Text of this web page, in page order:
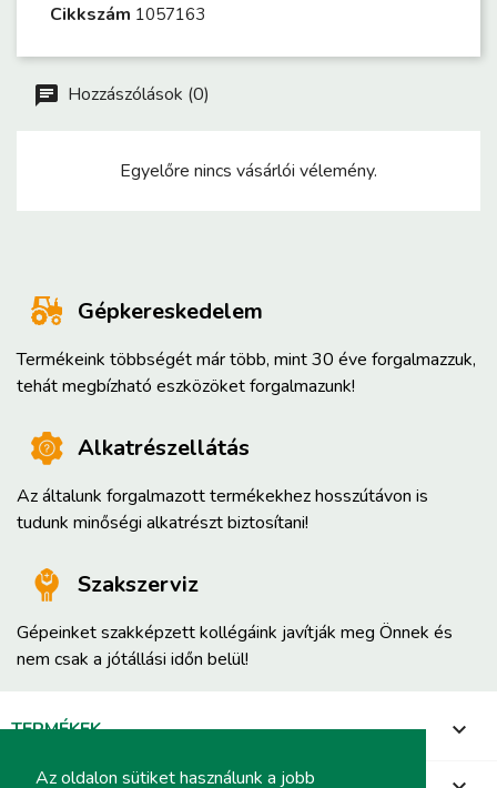
Az oldalon sütiket használunk a jobb
Cikkszám 1057163
Hozzászólások (0)
Egyelőre nincs vásárlói vélemény.
Gépkereskedelem
Termékeink többségét már több, mint 30 éve forgalmazzuk,
tehát megbízható eszközöket forgalmazunk!
Alkatrészellátás
Az általunk forgalmazott termékekhez hosszútávon is
tudunk minőségi alkatrészt biztosítani!
Szakszerviz
Gépeinket szakképzett kollégáink javítják meg Önnek és
nem csak a jótállási időn belül!
TERMÉKEK 